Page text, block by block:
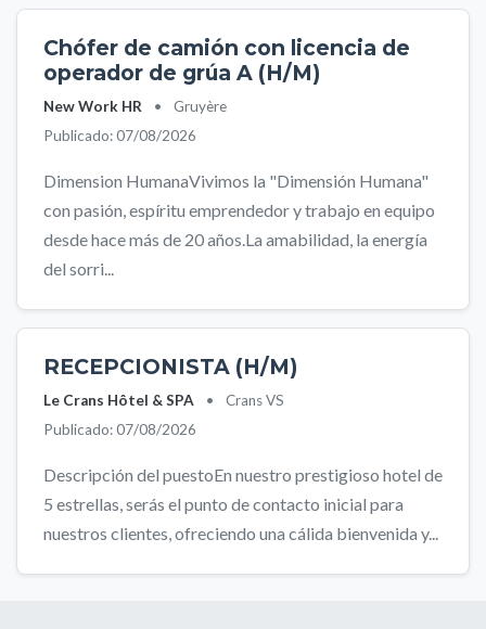
Chófer de camión con licencia de
operador de grúa A (H/M)
New Work HR •
Gruyère
Publicado: 07/08/2026
Dimension HumanaVivimos la "Dimensión Humana"
con pasión, espíritu emprendedor y trabajo en equipo
desde hace más de 20 años.La amabilidad, la energía
del sorri...
RECEPCIONISTA (H/M)
Le Crans Hôtel & SPA •
Crans VS
Publicado: 07/08/2026
Descripción del puestoEn nuestro prestigioso hotel de
5 estrellas, serás el punto de contacto inicial para
nuestros clientes, ofreciendo una cálida bienvenida y...